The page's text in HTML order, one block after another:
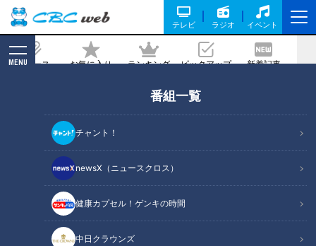
テレビ ラジオ イベント
ニュース お気に入り ランキング ピックアップ 新着記事
MENU
番組一覧
チャント！
newsX（ニュースクロス）
健康カプセル！ゲンキの時間
中日クラウンズ
幸を満喫できるグランピング！年末年始
に行きたい“三重・伊勢志摩”のオススメ
新スポット！
記事に戻る